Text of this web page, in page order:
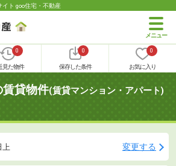
イト goo住宅・不動産
0
見た物件
0
保存した条件
0
お気に入り
賃貸物件(賃貸マンション・アパート)
上 変更する